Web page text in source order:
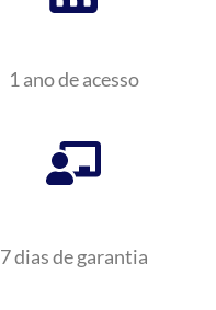
1 ano de acesso
7 dias de garantia